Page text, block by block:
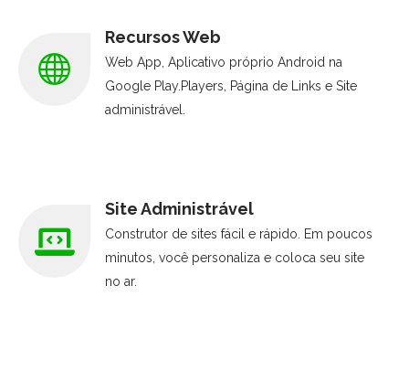
Recursos Web
Web App, Aplicativo próprio Android na
Google Play.Players, Página de Links e Site
administrável.
Site Administrável
Construtor de sites fácil e rápido. Em poucos
minutos, você personaliza e coloca seu site
no ar.